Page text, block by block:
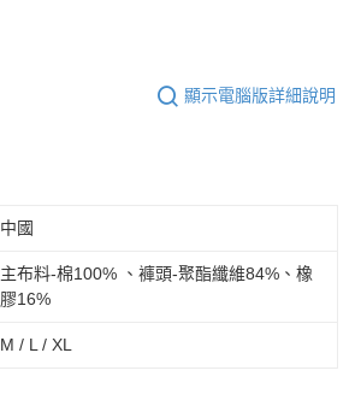
顯示電腦版詳細說明
中國
主布料-棉100% 、褲頭-聚酯纖維84%、橡
膠16%
M / L / XL